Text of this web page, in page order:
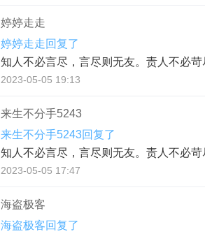
婷婷走走
婷婷走走回复了
知人不必言尽，言尽则无友。责人不必
2023-05-05 19:13
来生不分手5243
来生不分手5243回复了
知人不必言尽，言尽则无友。责人不必
2023-05-05 17:47
海盗极客
海盗极客回复了